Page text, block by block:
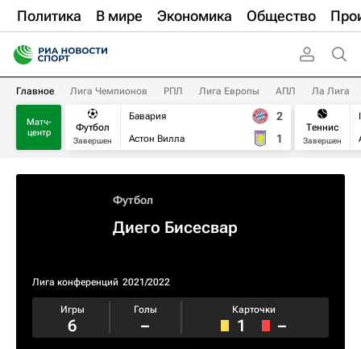
Политика В мире Экономика Общество
Главное Лига Чемпионов РПЛ Лига Европы АПЛ Ла Лига
Матч-
центр
Футбол
Завершен
Бавария
Астон Вилла
2
1
Теннис
Завершен
Футбол
Диего Бисесвар
Лига конференций 2021/2022
Игры
6
Голы
–
Карточки
1 –